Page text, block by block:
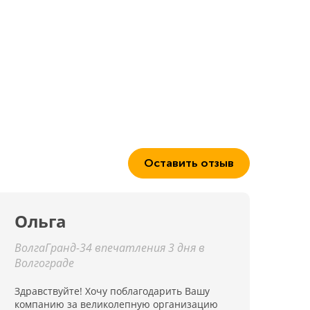
Оставить отзыв
Ольга
ВолгаГранд-34 впечатления 3 дня в
Волгограде
Здравствуйте! Хочу поблагодарить Вашу
компанию за великолепную организацию